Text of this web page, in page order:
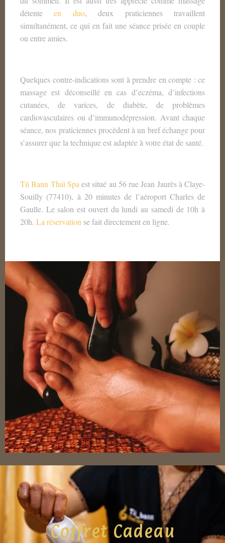
détenteen duo, deux praticiennes travaillent
simultanément, ce qui en fait une séance prisée en couple
ou entre amies.
Quelques contre-indications sont à prendre en compte : ce
massage est déconseillé en cas d’eczéma, d’infections
cutanées, de varices, de diabète, de problèmes
cardiovasculaires ou d’immunodépression. Avant chaque
séance, nos praticiennes procèdent à un bref échange pour
s’assurer que la technique est adaptée à votre état de santé.
Tii Bann Thaï Spa est situé au 56 rue Jean Jaurès à Claye-
Souilly (77410), à 20 minutes de l’aéroport Charles de
Gaulle. Le salon est ouvert du lundi au samedi de 10h à
20h. La réservation se fait directement en ligne.
Coffret Cadeau